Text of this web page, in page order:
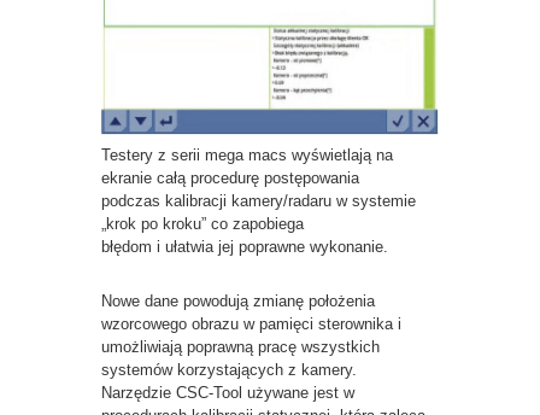
Testery z serii mega macs wyświetlają na
ekranie całą procedurę postępowania
podczas kalibracji kamery/radaru w systemie
„krok po kroku” co zapobiega
błędom i ułatwia jej poprawne wykonanie.
Nowe dane powodują zmianę położenia
wzorcowego obrazu w pamięci sterownika i
umożliwiają poprawną pracę wszystkich
systemów korzystających z kamery.
Narzędzie CSC-Tool używane jest w